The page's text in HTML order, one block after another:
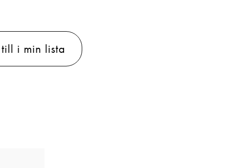
i min lista